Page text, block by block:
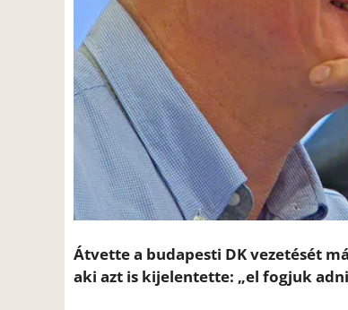
Átvette a budapesti DK vezetését
aki azt is kijelentette: „el fogjuk